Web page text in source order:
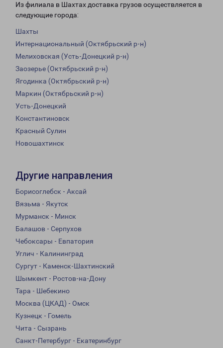
Из филиала в Шахтах доставка грузов осуществляется в
следующие города:
Шахты
Интернациональный (Октябрьский р-н)
Мелиховская (Усть-Донецкий р-н)
Заозерье (Октябрьский р-н)
Ягодинка (Октябрьский р-н)
Маркин (Октябрьский р-н)
Усть-Донецкий
Константиновск
Красный Сулин
Новошахтинск
Другие направления
Борисоглебск - Аксай
Вязьма - Якутск
Мурманск - Минск
Балашов - Серпухов
Чебоксары - Евпатория
Углич - Калининград
Сургут - Каменск-Шахтинский
Шымкент - Ростов-на-Дону
Тара - Шебекино
Москва (ЦКАД) - Омск
Кузнецк - Гомель
Чита - Сызрань
Санкт-Петербург - Екатеринбург